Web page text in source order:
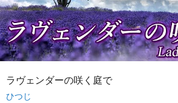
ラヴェンダーの咲く庭で
ひつじ